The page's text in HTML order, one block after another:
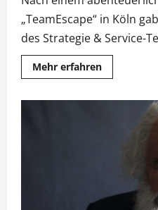
„TeamEscape“ in Köln
des Strategie & Service-
Mehr erfahrenMehr